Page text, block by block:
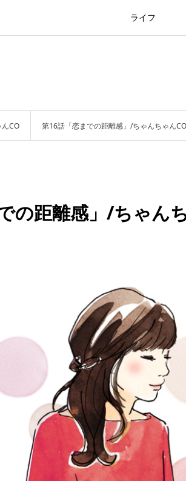
ライフ
CO 第16話「恋までの距離感」/ちゃんちゃんCO
の距離感」/ちゃん